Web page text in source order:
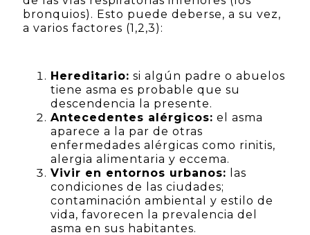
bronquios). Esto puede deberse, a su vez,
a varios factores (1,2,3):
Hereditario: si algún padre o abuelos
tiene asma es probable que su
descendencia la presente.
Antecedentes alérgicos: el asma
aparece a la par de otras
enfermedades alérgicas como rinitis,
alergia alimentaria y eccema.
Vivir en entornos urbanos: las
condiciones de las ciudades;
contaminación ambiental y estilo de
vida, favorecen la prevalencia del
asma en sus habitantes.